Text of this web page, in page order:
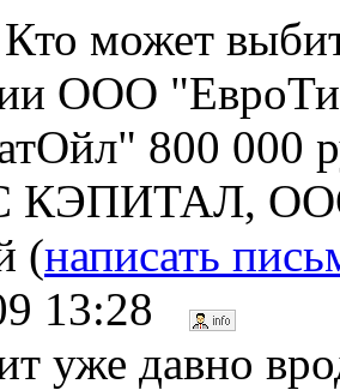
может
ООО
800 000
КЭПИТАЛ,
(написать
13:28
уже давно